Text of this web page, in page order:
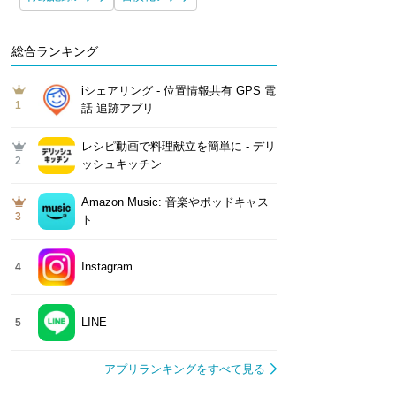
総合ランキング
1
iシェアリング - 位置情報共有 GPS 電
話 追跡アプリ
2
レシピ動画で料理献立を簡単‪に - デリ
ッシュキッチン
3
Amazon Music: 音楽やポッドキャス
ト
4 Instagram
5 LINE
アプリランキングをすべて見る